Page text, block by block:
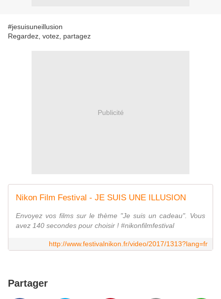
#jesuisuneillusion
Regardez, votez, partagez
Publicité
Nikon Film Festival - JE SUIS UNE ILLUSION
Envoyez vos films sur le thème "Je suis un cadeau". Vous
avez 140 secondes pour choisir ! #nikonfilmfestival
http://www.festivalnikon.fr/video/2017/1313?lang=fr
Partager